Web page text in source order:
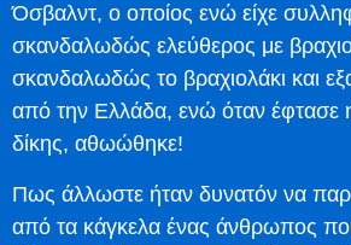
Όσβαλντ, ο οποίος ενώ είχε
σκανδαλωδώς ελεύθερος με
σκανδαλωδώς το βραχιολάκι και
από την Ελλάδα, ενώ όταν έφτασε
δίκης, αθωώθηκε!
Πως άλλωστε ήταν δυνατόν να
από τα κάγκελα ένας άνθρωπος